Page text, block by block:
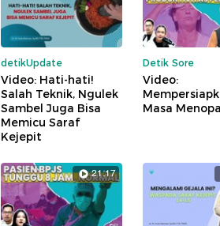
detikUpdate
Video: Hati-hati!
Salah Teknik, Ngulek
Sambel Juga Bisa
Memicu Saraf
Kejepit
Detik Sore
Video:
Masa
21:17